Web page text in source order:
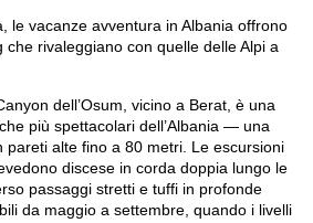
le vacanze avventura in Albania offrono
che rivaleggiano con quelle delle Alpi a
dell’Osum, vicino a Berat, è una
più spettacolari dell’Albania — una
pareti alte fino a 80 metri. Le escursioni
discese in corda doppia lungo le
passaggi stretti e tuffi in profonde
da maggio a settembre, quando i livelli